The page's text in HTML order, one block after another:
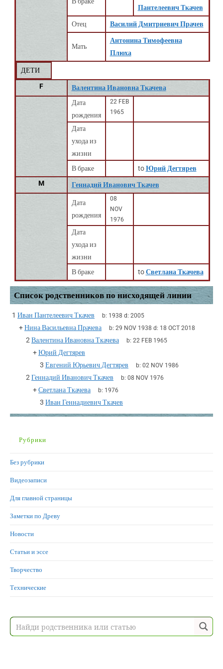
Пантелеевич Ткачев
Отец Василий Дмитриевич Прачев
Мать
Антонина Тимофеевна
Плюха
ДЕТИ
F
Валентина Ивановна Ткачева
Дата
рождения
22 FEB
1965
Дата
ухода из
жизни
В браке
toЮрий Дегтярев
M
Геннадий Иванович Ткачев
Дата
рождения
08
NOV
1976
Дата
ухода из
жизни
В браке
toСветлана Ткачева
Список родственников по нисходящей линии
1 Иван Пантелеевич Ткачев b: 1938 d: 2005
+Нина Васильевна Прачева b: 29 NOV 1938 d: 18 OCT 2018
2 Валентина Ивановна Ткачева b: 22 FEB 1965
+Юрий Дегтярев
3 Евгений Юрьевич Дегтярев b: 02 NOV 1986
2 Геннадий Иванович Ткачев b: 08 NOV 1976
+Светлана Ткачева b: 1976
3 Иван Геннадиевич Ткачев
Рубрики
Без рубрики
Видеозаписи
Для главной страницы
Заметки по Древу
Новости
Статьи и эссе
Творчество
Технические